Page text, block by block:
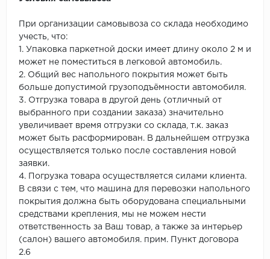
При организации самовывоза со склада необходимо
учесть, что:
1. Упаковка паркетной доски имеет длину около 2 м и
может не поместиться в легковой автомобиль.
2. Общий вес напольного покрытия может быть
больше допустимой грузоподъёмности автомобиля.
3. Отгрузка товара в другой день (отличный от
выбранного при создании заказа) значительно
увеличивает время отгрузки со склада, т.к. заказ
может быть расформирован. В дальнейшем отгрузка
осуществляется только после составления новой
заявки.
4. Погрузка товара осуществляется силами клиента.
В связи с тем, что машина для перевозки напольного
покрытия должна быть оборудована специальными
средствами крепления, мы не можем нести
ответственность за Ваш товар, а также за интерьер
(салон) вашего автомобиля. прим. Пункт договора
2.6